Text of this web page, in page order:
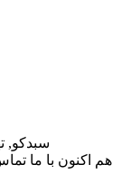
سبدکو,
هم اکنون با ما